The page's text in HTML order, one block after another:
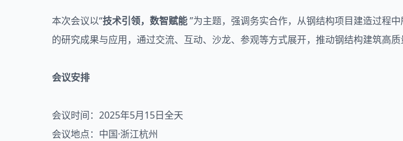
本次会议以“技术引领，数智赋能”为主题，强调务实合作，从钢结构项目建造过程
的研究成果与应用，通过交流、互动、沙龙、参观等方式展开，推动钢结构建筑高
会议安排
会议时间：2025年5月15日全天
会议地点：中国·浙江杭州